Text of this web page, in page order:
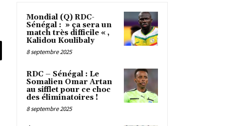
Mondial (Q) RDC-
Sénégal : » ça sera un
match très difficile « ,
Kalidou Koulibaly
8 septembre 2025
RDC – Sénégal : Le
Somalien Omar Artan
au sifflet pour ce choc
des éliminatoires !
8 septembre 2025